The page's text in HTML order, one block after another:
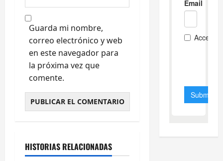
Guarda mi nombre,
correo electrónico y web
en este navegador para
la próxima vez que
comente.
HISTORIAS RELACIONADAS